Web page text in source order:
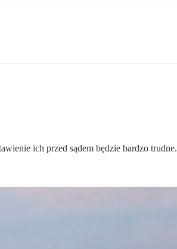
ich przed sądem będzie bardzo trudne.